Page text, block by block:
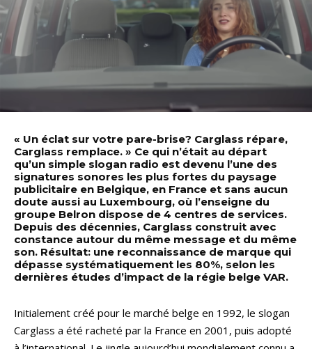
« Un éclat sur votre pare-brise? Carglass répare,
Carglass remplace. » Ce qui n’était au départ
qu’un simple slogan radio est devenu l’une des
signatures sonores les plus fortes du paysage
publicitaire en Belgique, en France et sans aucun
doute aussi au Luxembourg, où l’enseigne du
groupe Belron dispose de 4 centres de services.
Depuis des décennies, Carglass construit avec
constance autour du même message et du même
son. Résultat: une reconnaissance de marque qui
dépasse systématiquement les 80%, selon les
dernières études d’impact de la régie belge VAR.
Initialement créé pour le marché belge en 1992, le slogan
Carglass a été racheté par la France en 2001, puis adopté